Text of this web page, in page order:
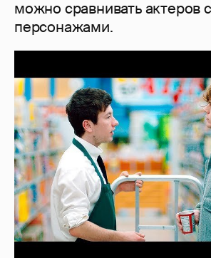
можно сравнивать актеров
персонажами.